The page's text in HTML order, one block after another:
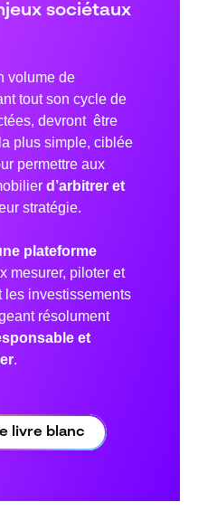
sociétaux
volume de
tout son cycle de
devront être
plus simple, ciblée
permettre aux
d’arbitrer et
stratégie.
plateforme
mesurer, piloter et
les investissements
résolument
et
.
livre blanc